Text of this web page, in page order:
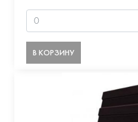
В КОРЗИНУ